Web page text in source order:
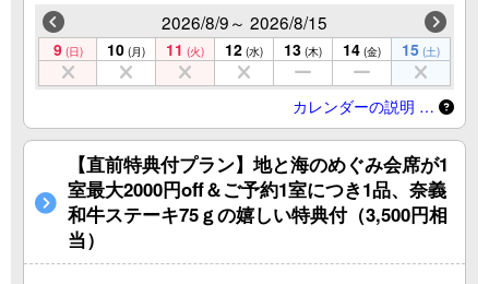
2026/8/9～ 2026/8/15
9 (日) 10 (月) 11 (火) 12 (水) 13 (木) 14 (金) 15 (土)
カレンダーの説明 …
【直前特典付プラン】地と海のめぐみ会席が1
室最大2000円off＆ご予約1室につき1品、奈義
和牛ステーキ75ｇの嬉しい特典付（3,500円相
当）